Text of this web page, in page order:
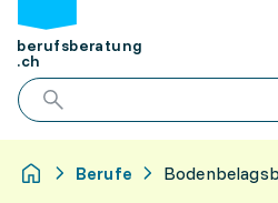
berufsberatung
.ch
Berufe